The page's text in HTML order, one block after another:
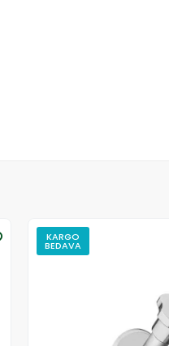
KARGO
BEDAVA